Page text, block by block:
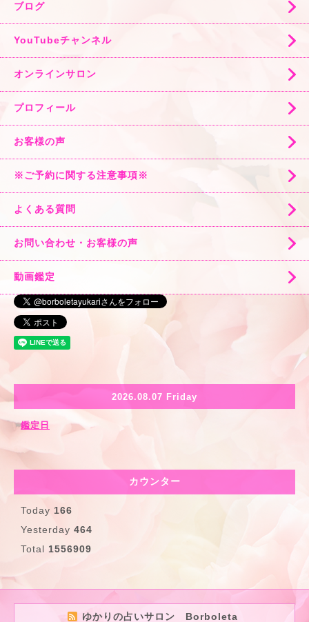
ブログ
YouTubeチャンネル
オンラインサロン
プロフィール
お客様の声
※ご予約に関する注意事項※
よくある質問
お問い合わせ・お客様の声
動画鑑定
2026.08.07 Friday
鑑定日
カウンター
Today 166
Yesterday 464
Total 1556909
ゆかりの占いサロン Borboleta